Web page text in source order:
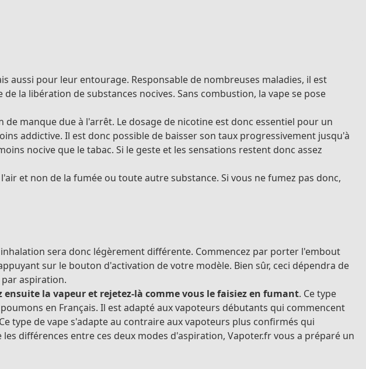
aussi pour leur entourage. Responsable de nombreuses maladies, il est
la libération de substances nocives. Sans combustion, la vape se pose
manque due à l'arrêt. Le dosage de nicotine est donc essentiel pour un
addictive. Il est donc possible de baisser son taux progressivement jusqu'à
nocive que le tabac. Si le geste et les sensations restent donc assez
et non de la fumée ou toute autre substance. Si vous ne fumez pas donc,
sera donc légèrement différente. Commencez par porter l'embout
sur le bouton d'activation de votre modèle. Bien sûr, ceci dépendra de
aspiration.
ensuite la vapeur et rejetez-là comme vous le faisiez en fumant. Ce type
en Français. Il est adapté aux vapoteurs débutants qui commencent
type de vape s'adapte au contraire aux vapoteurs plus confirmés qui
différences entre ces deux modes d'aspiration, Vapoter.fr vous a préparé un